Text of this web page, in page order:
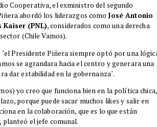
Cooperativa, el exministro del segundo
abordó los liderazgos como José Antonio
Kaiser (PNL), considerados como una derecha
(Chile Vamos).
"el Presidente Piñera siempre optó por una
se agrandara hacia el centro y generara una
dar estabilidad en la gobernanza".
yo creo que funciona bien en la política chica,
porque puede sacar muchos likes y salir en
en la colaboración, que es lo que están
planteó el jefe comunal.